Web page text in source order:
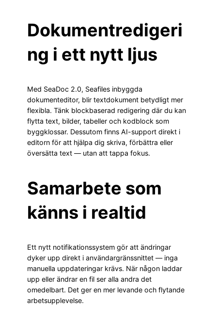
Dokumentredigeri
ng i ett nytt ljus
Med SeaDoc 2.0, Seafiles inbyggda
dokumenteditor, blir textdokument betydligt mer
flexibla. Tänk blockbaserad redigering där du kan
flytta text, bilder, tabeller och kodblock som
byggklossar. Dessutom finns AI-support direkt i
editorn för att hjälpa dig skriva, förbättra eller
översätta text — utan att tappa fokus.
Samarbete som
känns i realtid
Ett nytt notifikationssystem gör att ändringar
dyker upp direkt i användargränssnittet — inga
manuella uppdateringar krävs. När någon laddar
upp eller ändrar en fil ser alla andra det
omedelbart. Det ger en mer levande och flytande
arbetsupplevelse.